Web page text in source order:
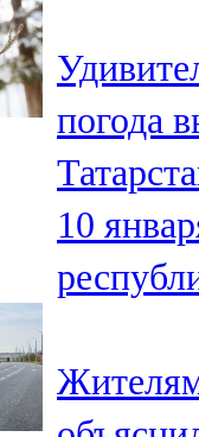
106,2
Минзәлә
107,3
Мөслим
Нурлат
погода
10